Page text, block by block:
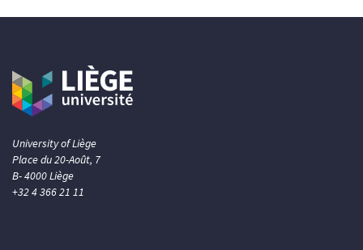
University of Liège
Place du 20-Août, 7
B- 4000 Liège
+32 4 366 21 11